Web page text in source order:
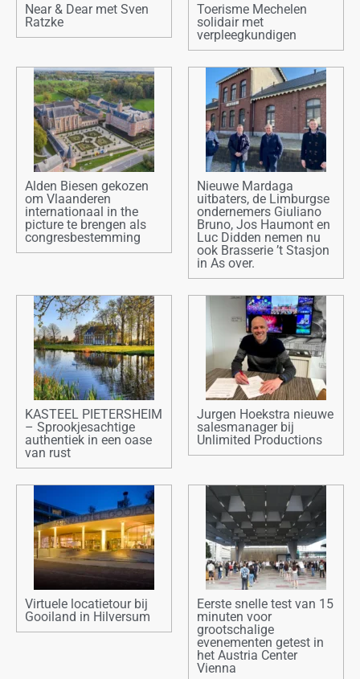
Near & Dear met Sven
Ratzke
Toerisme Mechelen
solidair met
verpleegkundigen
Alden Biesen gekozen
om Vlaanderen
internationaal in the
picture te brengen als
congresbestemming
Nieuwe Mardaga
uitbaters, de Limburgse
ondernemers Giuliano
Bruno, Jos Haumont en
Luc Didden nemen nu
ook Brasserie ’t Stasjon
in As over.
KASTEEL PIETERSHEIM
– Sprookjesachtige
authentiek in een oase
van rust
Jurgen Hoekstra nieuwe
salesmanager bij
Unlimited Productions
Virtuele locatietour bij
Gooiland in Hilversum
Eerste snelle test van 15
minuten voor
grootschalige
evenementen getest in
het Austria Center
Vienna